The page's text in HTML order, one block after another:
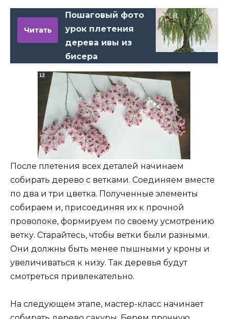
Читать
Пошаговый фото
урок плетения
дерева ивы из
бисера
После плетения всех деталей начинаем
собирать дерево с ветками. Соединяем вместе
по два и три цветка. Полученные элементы
собираем и, присоединяя их к прочной
проволоке, формируем по своему усмотрению
ветку. Старайтесь, чтобы ветки были разными.
Они должны быть менее пышными у кроны и
увеличиваться к низу. Так деревья будут
смотреться привлекательно.
На следующем этапе, мастер-класс начинает